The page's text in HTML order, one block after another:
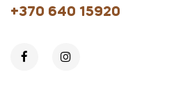
+370 640 15920